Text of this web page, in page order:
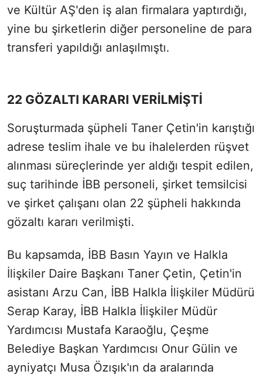
ve Kültür AŞ'den iş alan firmalara yaptırdığı,
yine bu şirketlerin diğer personeline de para
transferi yapıldığı anlaşılmıştı.
22 GÖZALTI KARARI VERİLMİŞTİ
Soruşturmada şüpheli Taner Çetin'in karıştığı
adrese teslim ihale ve bu ihalelerden rüşvet
alınması süreçlerinde yer aldığı tespit edilen,
suç tarihinde İBB personeli, şirket temsilcisi
ve şirket çalışanı olan 22 şüpheli hakkında
gözaltı kararı verilmişti.
Bu kapsamda, İBB Basın Yayın ve Halkla
İlişkiler Daire Başkanı Taner Çetin, Çetin'in
asistanı Arzu Can, İBB Halkla İlişkiler Müdürü
Serap Karay, İBB Halkla İlişkiler Müdür
Yardımcısı Mustafa Karaoğlu, Çeşme
Belediye Başkan Yardımcısı Onur Gülin ve
ayniyatçı Musa Özışık'ın da aralarında